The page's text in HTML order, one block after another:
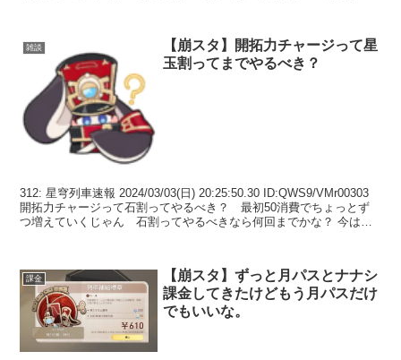
雑談
【崩スタ】開拓力チャージって星
玉割ってまでやるべき？
312: 星穹列車速報 2024/03/03(日) 20:25:50.30 ID:QWS9/VMr00303
開拓力チャージって石割ってやるべき？ 最初50消費でちょっとず
つ増えていくじゃん 石割ってやるべきなら何回までかな？ 今は均
課金
【崩スタ】ずっと月パスとナナシ
課金してきたけどもう月パスだけ
でもいいな。